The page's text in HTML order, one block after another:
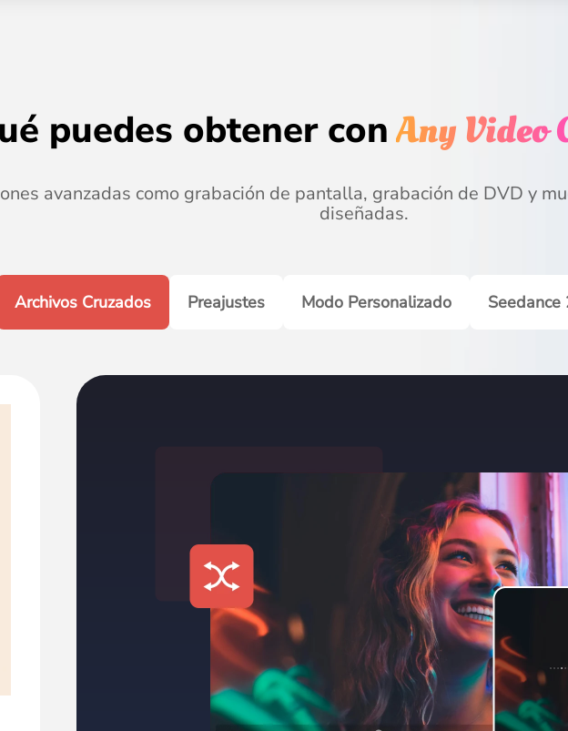
puedes obtener conAny Video
avanzadas como grabación de pantalla, grabación de DVD y
diseñadas.
Archivos Cruzados Preajustes Modo Personalizado Seedance